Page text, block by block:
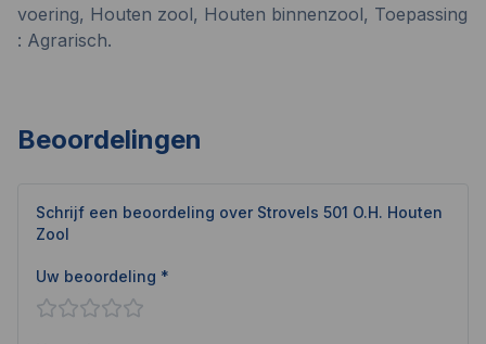
voering, Houten zool, Houten binnenzool, Toepassing
: Agrarisch.
Beoordelingen
Schrijf een beoordeling over Strovels 501 O.H. Houten
Zool
Uw beoordeling *